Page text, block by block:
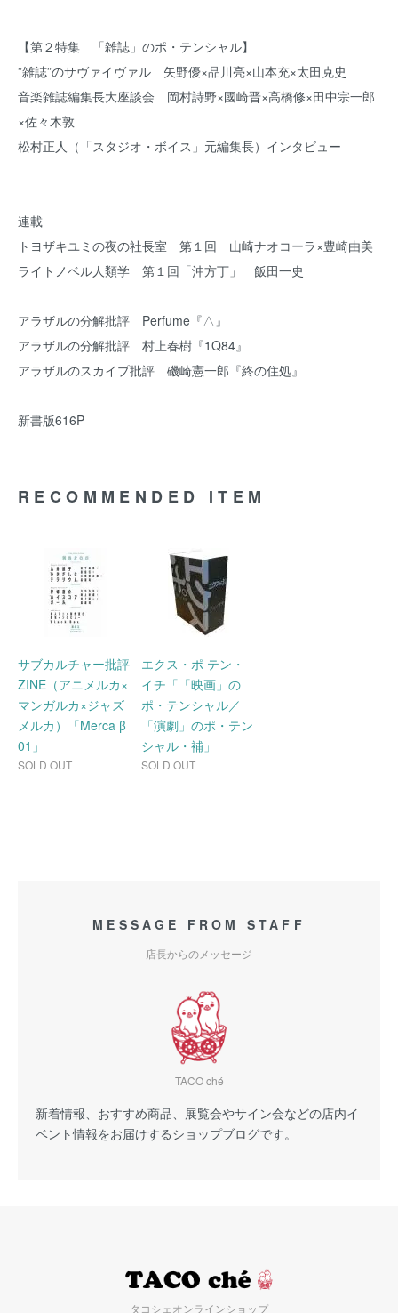
【第２特集 「雑誌」のポ・テンシャル】
”雑誌”のサヴァイヴァル 矢野優×品川亮×山本充×太田克史
音楽雑誌編集長大座談会 岡村詩野×國崎晋×高橋修×田中宗一郎
×佐々木敦
松村正人（「スタジオ・ボイス」元編集長）インタビュー
連載
トヨザキユミの夜の社長室 第１回 山崎ナオコーラ×豊崎由美
ライトノベル人類学 第１回「沖方丁」 飯田一史
アラザルの分解批評 Perfume『△』
アラザルの分解批評 村上春樹『1Q84』
アラザルのスカイプ批評 磯崎憲一郎『終の住処』
新書版616P
RECOMMENDED ITEM
サブカルチャー批評
ZINE（アニメルカ×
マンガルカ×ジャズ
メルカ）「Merca β
01」
SOLD OUT
エクス・ポ テン・
イチ「「映画」の
ポ・テンシャル／
「演劇」のポ・テン
シャル・補」
SOLD OUT
MESSAGE FROM STAFF
店長からのメッセージ
TACO ché
新着情報、おすすめ商品、展覧会やサイン会などの店内イ
ベント情報をお届けするショップブログです。
タコシェオンラインショップ